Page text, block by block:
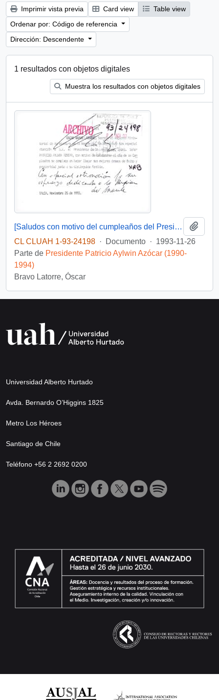
Imprimir vista previa Card view
Table view
Ordenar por: Código de referencia
Dirección: Descendente
1 resultados con objetos digitales
Muestra los resultados con objetos digitales
[Saludos con motivo del cumpleaños del Presidente]
CL CLUAH 1-93-24198 · Documento · 1993-11-26
Parte de Presidente Patricio Aylwin Azócar (1990-
1994)
Bravo Latorre, Óscar
Universidad Alberto Hurtado
Avda. Bernardo O’Higgins 1825
Metro Los Héroes
Santiago de Chile
Teléfono +56 2 2692 0200